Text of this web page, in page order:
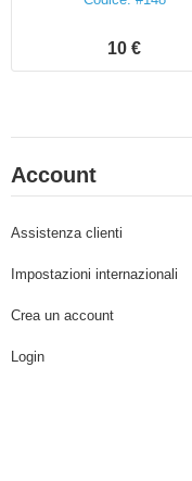
10 €
Account
Assistenza clienti
Impostazioni internazionali
Crea un account
Login